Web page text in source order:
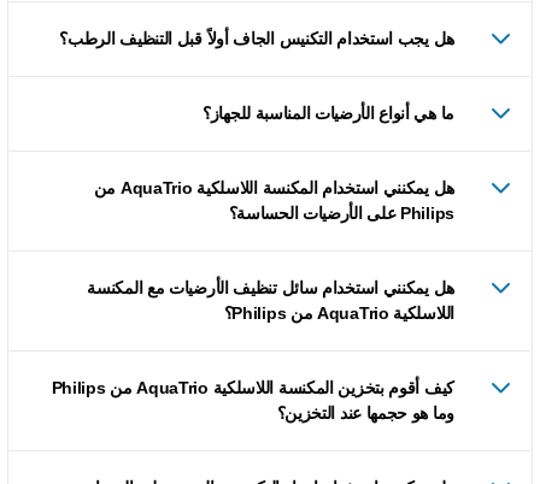
هل يجب استخدام التكنيس الجاف أولاً قبل التنظيف الرطب؟
ما هي أنواع الأرضيات المناسبة للجهاز؟
هل يمكنني استخدام المكنسة اللاسلكية AquaTrio من
Philips على الأرضيات الحساسة؟
هل يمكنني استخدام سائل تنظيف الأرضيات مع المكنسة
اللاسلكية AquaTrio من Philips؟
كيف أقوم بتخزين المكنسة اللاسلكية AquaTrio من Philips
وما هو حجمها عند التخزين؟